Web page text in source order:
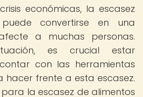
económicas, la escasez
convertirse en una
a muchas personas.
es crucial estar
con las herramientas
hacer frente a esta escasez.
la escasez de alimentos